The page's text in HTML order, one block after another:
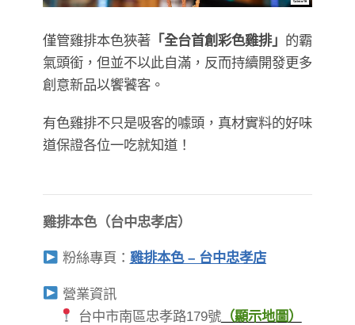
僅管雞排本色狹著 「全台首創彩色雞排」 的霸
氣頭銜，但並不以此自滿，反而持續開發更多
創意新品以饗饕客。
有色雞排不只是吸客的噱頭，真材實料的好味
道保證各位一吃就知道！
雞排本色（台中忠孝店）
粉絲專頁： 雞排本色 – 台中忠孝店
營業資訊
台中市南區忠孝路179號（顯示地圖）